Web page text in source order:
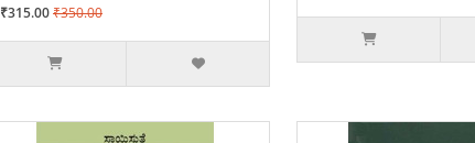
₹315.00₹350.00